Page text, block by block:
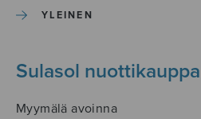
YLEINEN
Sulasol nuottikauppa
Myymälä avoinna